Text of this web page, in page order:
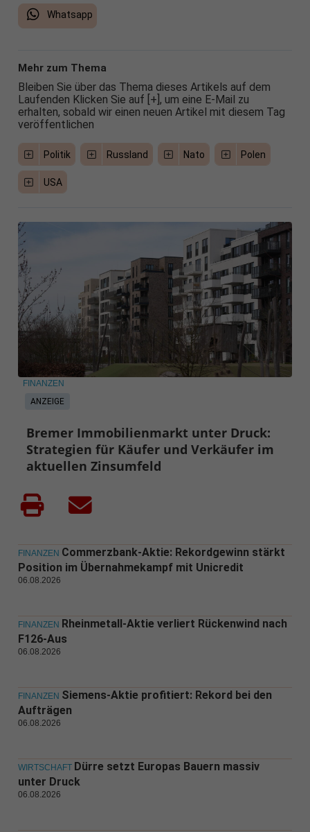
Whatsapp
Mehr zum Thema
Bleiben Sie über das Thema dieses Artikels auf dem
Laufenden Klicken Sie auf [+], um eine E-Mail zu
erhalten, sobald wir einen neuen Artikel mit diesem Tag
veröffentlichen
Politik Russland Nato Polen
USA
ANZEIGE
FINANZEN
Bremer Immobilienmarkt unter Druck:
Strategien für Käufer und Verkäufer im
aktuellen Zinsumfeld
FINANZEN Commerzbank-Aktie: Rekordgewinn stärkt
Position im Übernahmekampf mit Unicredit
06.08.2026
FINANZEN Rheinmetall-Aktie verliert Rückenwind nach
F126-Aus
06.08.2026
FINANZEN Siemens-Aktie profitiert: Rekord bei den
Aufträgen
06.08.2026
WIRTSCHAFT Dürre setzt Europas Bauern massiv
unter Druck
06.08.2026